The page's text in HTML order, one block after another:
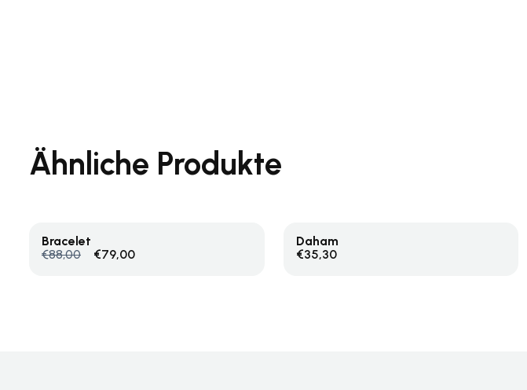
Ähnliche Produkte
Ausführung Wählen
Bracelet
€88,00 €79,00 In Den Warenkorb
Daham
€35,30